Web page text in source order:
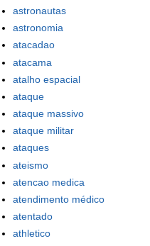
astronautas
astronomia
atacadao
atacama
atalho espacial
ataque
ataque massivo
ataque militar
ataques
ateismo
atencao medica
atendimento médico
atentado
athletico